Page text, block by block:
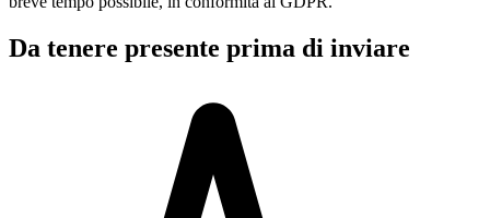
Da tenere presente prima di inviare